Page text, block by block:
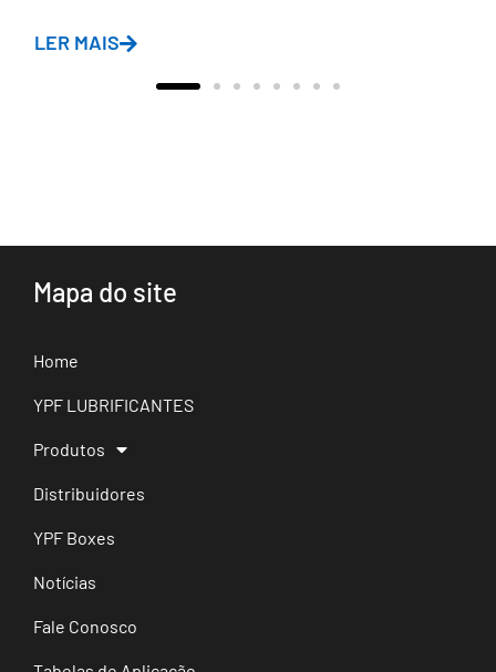
LER MAIS
Mapa do site
Home
YPF LUBRIFICANTES
Produtos
Distribuidores
YPF Boxes
Notícias
Fale Conosco